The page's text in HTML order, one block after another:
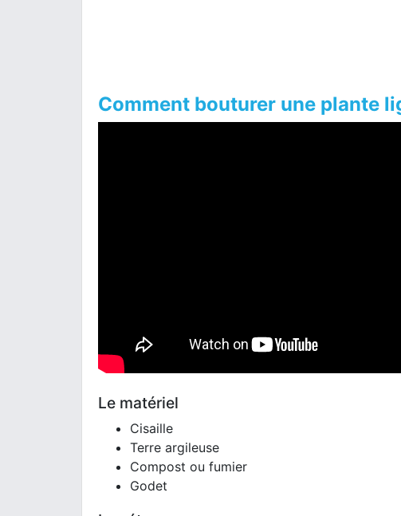
Comment bouturer une plante
Le matériel
Cisaille
Terre argileuse
Compost ou fumier
Godet